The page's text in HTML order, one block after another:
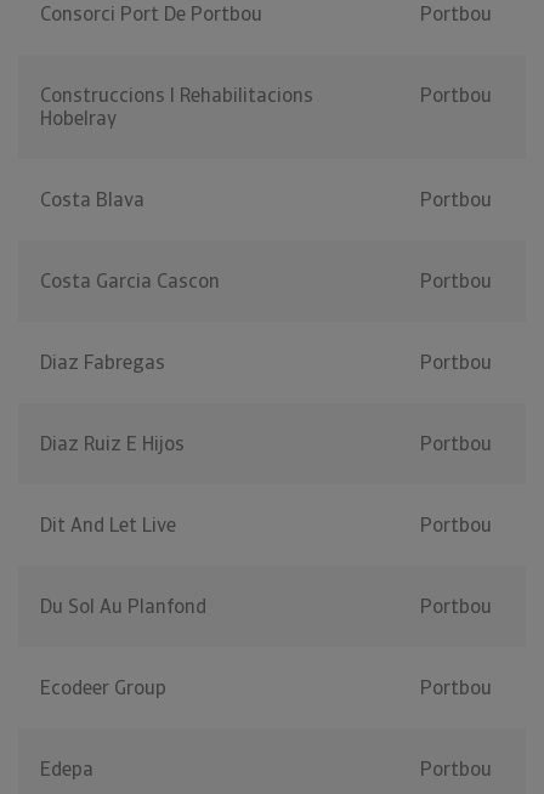
Consorci Port De Portbou Portbou
Construccions I Rehabilitacions
Hobelray
Portbou
Costa Blava Portbou
Costa Garcia Cascon Portbou
Diaz Fabregas Portbou
Diaz Ruiz E Hijos Portbou
Dit And Let Live Portbou
Du Sol Au Planfond Portbou
Ecodeer Group Portbou
Edepa Portbou